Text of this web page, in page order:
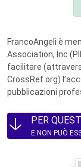
FrancoAngeli è
Association, Inc
facilitare
CrossRef.org)
pubblicazioni
PER
E NON PUÒ